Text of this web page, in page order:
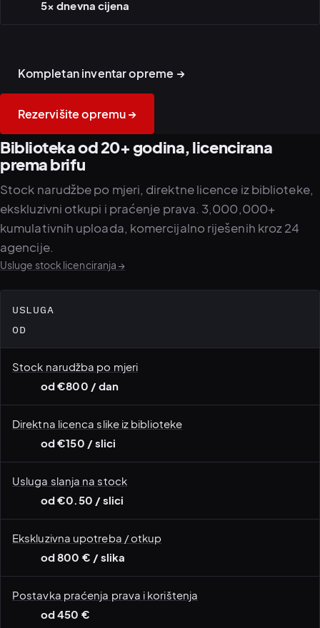
5× dnevna cijena
Cinema kamere i Profoto
rasvjeta na setu
Mavic 3 Cine
Kompletan inventar opreme →
Rezervišite opremu →
Biblioteka od 20+ godina, licencirana
prema brifu
Stock narudžbe po mjeri, direktne licence iz biblioteke,
ekskluzivni otkupi i praćenje prava. 3,000,000+
kumulativnih uploada, komercijalno riješenih kroz 24
agencije.
Usluge stock licenciranja →
USLUGA
OD
Stock narudžba po mjeri
od €800 / dan
Direktna licenca slike iz biblioteke
od €150 / slici
Usluga slanja na stock
od €0.50 / slici
Ekskluzivna upotreba / otkup
od 800 € / slika
Postavka praćenja prava i korištenja
od 450 €
Paraolimpijski sport ·
zastupljenost osoba s